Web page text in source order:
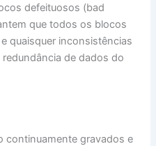
defeituosos (bad
que todos os blocos
quaisquer inconsistências
de dados do
continuamente gravados e